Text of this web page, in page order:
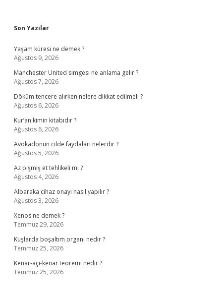
Sidebar
Son Yazılar
Yaşam küresi ne demek ?
Ağustos 9, 2026
Manchester United simgesi ne anlama gelir ?
Ağustos 7, 2026
Döküm tencere alırken nelere dikkat edilmeli ?
Ağustos 6, 2026
Kur’an kimin kitabıdır ?
Ağustos 6, 2026
Avokadonun cilde faydaları nelerdir ?
Ağustos 5, 2026
Az pişmiş et tehlikeli mi ?
Ağustos 4, 2026
Albaraka cihaz onayı nasıl yapılır ?
Ağustos 3, 2026
Xenos ne demek ?
Temmuz 29, 2026
Kuşlarda boşaltım organı nedir ?
Temmuz 25, 2026
Kenar-açı-kenar teoremi nedir ?
Temmuz 25, 2026